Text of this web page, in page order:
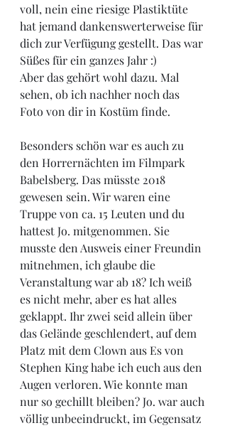
voll, nein eine riesige Plastiktüte
hat jemand dankenswerterweise für
dich zur Verfügung gestellt. Das war
Süßes für ein ganzes Jahr :)
Aber das gehört wohl dazu. Mal
sehen, ob ich nachher noch das
Foto von dir in Kostüm finde.
Besonders schön war es auch zu
den Horrernächten im Filmpark
Babelsberg. Das müsste 2018
gewesen sein. Wir waren eine
Truppe von ca. 15 Leuten und du
hattest Jo. mitgenommen. Sie
musste den Ausweis einer Freundin
mitnehmen, ich glaube die
Veranstaltung war ab 18? Ich weiß
es nicht mehr, aber es hat alles
geklappt. Ihr zwei seid allein über
das Gelände geschlendert, auf dem
Platz mit dem Clown aus Es von
Stephen King habe ich euch aus den
Augen verloren. Wie konnte man
nur so gechillt bleiben? Jo. war auch
völlig unbeeindruckt, im Gegensatz